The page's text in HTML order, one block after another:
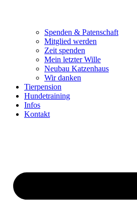
Spenden & Patenschaft
Mitglied werden
Zeit spenden
Mein letzter Wille
Neubau Katzenhaus
Wir danken
Tierpension
Hundetraining
Infos
Kontakt